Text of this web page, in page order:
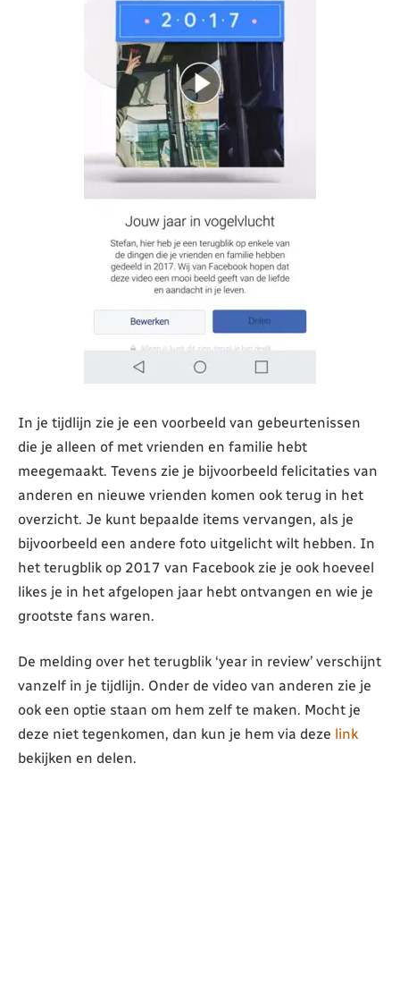
In je tijdlijn zie je een voorbeeld van gebeurtenissen
die je alleen of met vrienden en familie hebt
meegemaakt. Tevens zie je bijvoorbeeld felicitaties van
anderen en nieuwe vrienden komen ook terug in het
overzicht. Je kunt bepaalde items vervangen, als je
bijvoorbeeld een andere foto uitgelicht wilt hebben. In
het terugblik op 2017 van Facebook zie je ook hoeveel
likes je in het afgelopen jaar hebt ontvangen en wie je
grootste fans waren.
De melding over het terugblik ‘year in review’ verschijnt
vanzelf in je tijdlijn. Onder de video van anderen zie je
ook een optie staan om hem zelf te maken. Mocht je
deze niet tegenkomen, dan kun je hem via deze link
bekijken en delen.